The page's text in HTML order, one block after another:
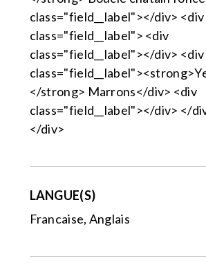
class="field__label"></div> <div
class="field__label"> <div
class="field__label"></div> <div
</strong> Marrons</div> <div
class="field__label"></div> </
</div>
LANGUE(S)
Francaise, Anglais